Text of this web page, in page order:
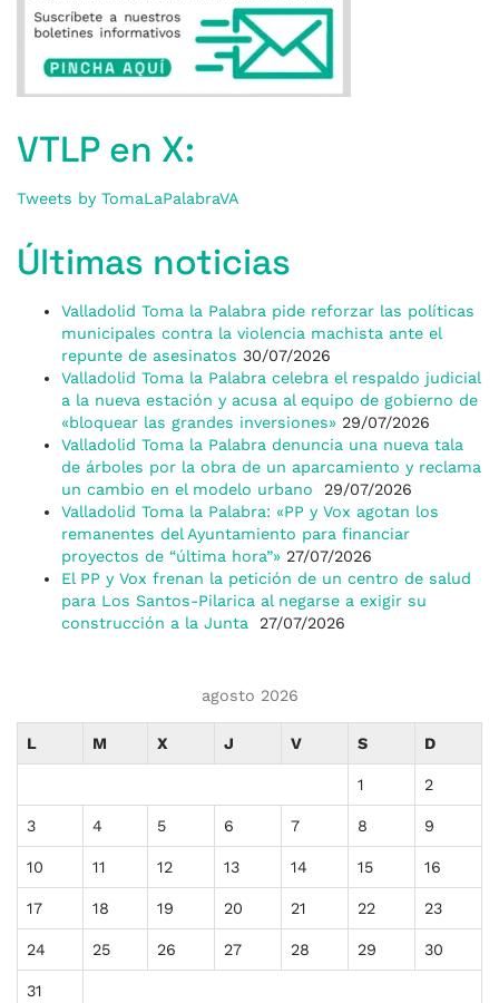
VTLP en X:
Tweets by TomaLaPalabraVA
Últimas noticias
Valladolid Toma la Palabra pide reforzar las políticas
municipales contra la violencia machista ante el
repunte de asesinatos 30/07/2026
Valladolid Toma la Palabra celebra el respaldo judicial
a la nueva estación y acusa al equipo de gobierno de
«bloquear las grandes inversiones» 29/07/2026
Valladolid Toma la Palabra denuncia una nueva tala
de árboles por la obra de un aparcamiento y reclama
un cambio en el modelo urbano
29/07/2026
Valladolid Toma la Palabra: «PP y Vox agotan los
remanentes del Ayuntamiento para financiar
proyectos de “última hora”» 27/07/2026
El PP y Vox frenan la petición de un centro de salud
para Los Santos-Pilarica al negarse a exigir su
construcción a la Junta
27/07/2026
agosto 2026
L M X J V S D
1 2
3 4 5 6 7 8 9
10 11 12 13 14 15 16
17 18 19 20 21 22 23
24 25 26 27 28 29 30
31